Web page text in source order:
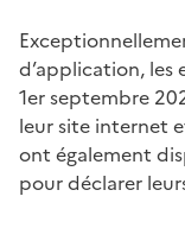
d’application, les
1er septembre
leur site internet
ont également
pour déclarer